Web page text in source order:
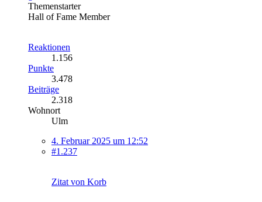
Themenstarter
Hall of Fame Member
Reaktionen
1.156
Punkte
3.478
Beiträge
2.318
Wohnort
Ulm
4. Februar 2025 um 12:52
#1.237
Zitat von Korb